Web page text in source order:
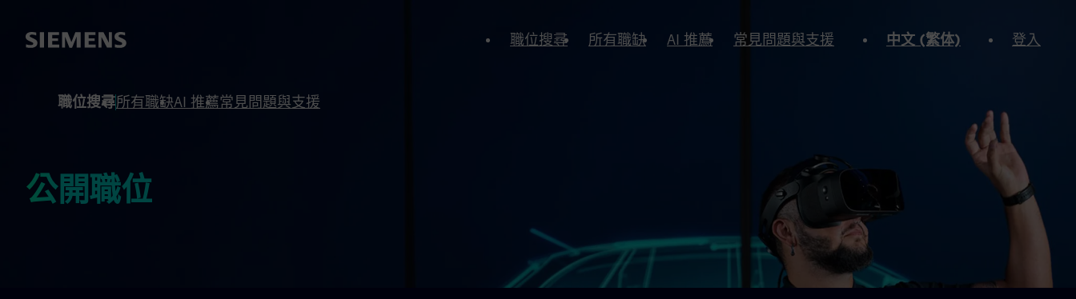
職位搜尋 所有職缺 AI 推薦 常見問題與支援 中文 (繁体) 登入
職位搜尋所有職缺AI 推薦常見問題與支援
公開職位